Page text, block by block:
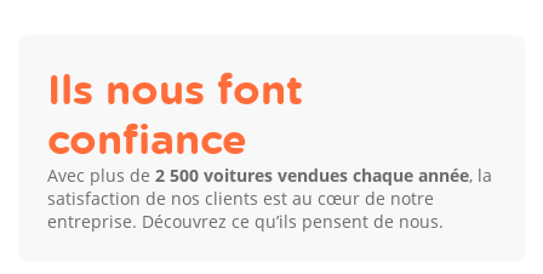
Ils nous font
confiance
Avec plus de2 500 voitures vendues chaque année, la
satisfaction de nos clients est au cœur de notre
entreprise. Découvrez ce qu’ils pensent de nous.